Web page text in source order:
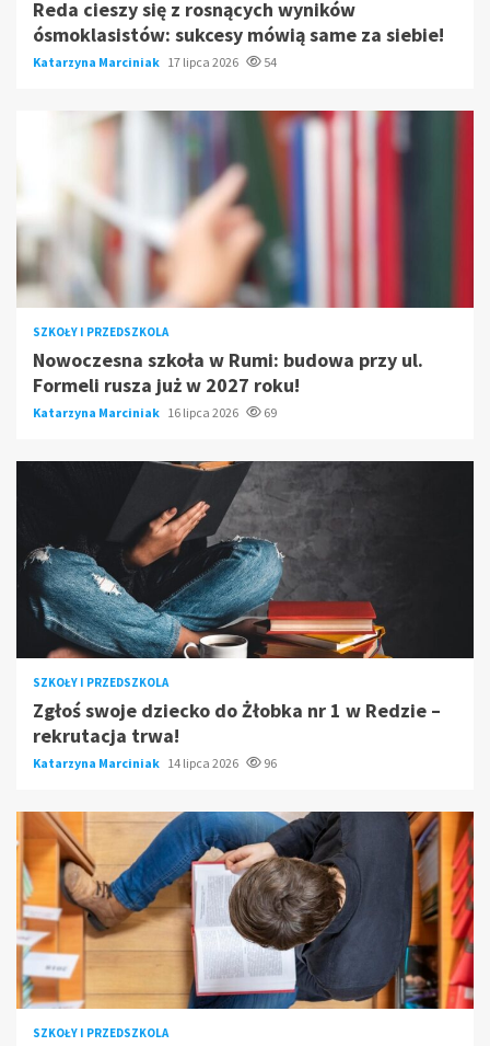
Reda cieszy się z rosnących wyników
ósmoklasistów: sukcesy mówią same za siebie!
Katarzyna Marciniak 17 lipca 2026 54
SZKOŁY I PRZEDSZKOLA
Nowoczesna szkoła w Rumi: budowa przy ul.
Formeli rusza już w 2027 roku!
Katarzyna Marciniak 16 lipca 2026 69
SZKOŁY I PRZEDSZKOLA
Zgłoś swoje dziecko do Żłobka nr 1 w Redzie –
rekrutacja trwa!
Katarzyna Marciniak 14 lipca 2026 96
SZKOŁY I PRZEDSZKOLA